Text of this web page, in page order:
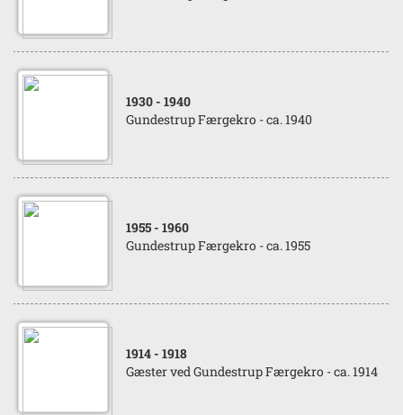
1930 - 1940
Gundestrup Færgekro - ca. 1940
1955 - 1960
Gundestrup Færgekro - ca. 1955
1914 - 1918
Gæster ved Gundestrup Færgekro - ca. 1914